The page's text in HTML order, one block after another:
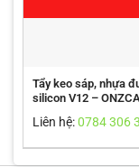
Tẩy keo sáp, nhựa
silicon V12 –
Liên hệ:0784 306